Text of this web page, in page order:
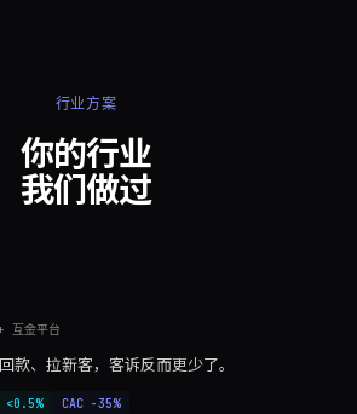
行业方案
你的行业
我们做过
互金平台
款、拉新客，客诉反而更少了。
<0.5% CAC -35%